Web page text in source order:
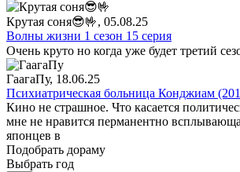
Крутая соня😎🤟, 05.08.25
Волны жизни 1 сезон 15 серия
Очень круто но когда уже будет третий
ГаагаПу, 18.06.25
Психиатрическая больница Конджиам
Кино не страшное. Что касается
мне не нравится перманентно
японцев в
Подобрать дораму
Выбрать год